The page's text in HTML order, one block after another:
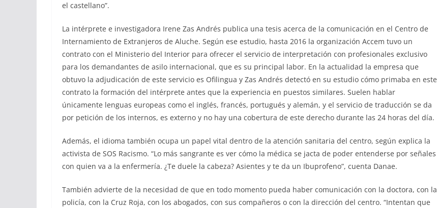
el castellano”.
La intérprete e investigadora Irene Zas Andrés publica una tesis acerca de la comunicación en el Centro de
Internamiento de Extranjeros de Aluche. Según ese estudio, hasta 2016 la organización Accem tuvo un
contrato con el Ministerio del Interior para ofrecer el servicio de interpretación con profesionales exclusivo
para los demandantes de asilo internacional, que es su principal labor. En la actualidad la empresa que
obtuvo la adjudicación de este servicio es Ofilingua y Zas Andrés detectó en su estudio cómo primaba en este
contrato la formación del intérprete antes que la experiencia en puestos similares. Suelen hablar
únicamente lenguas europeas como el inglés, francés, portugués y alemán, y el servicio de traducción se da
por petición de los internos, es externo y no hay una cobertura de este derecho durante las 24 horas del día.
Además, el idioma también ocupa un papel vital dentro de la atención sanitaria del centro, según explica la
activista de SOS Racismo. “Lo más sangrante es ver cómo la médica se jacta de poder entenderse por señales
con quien va a la enfermería. ¿Te duele la cabeza? Asientes y te da un Ibuprofeno”, cuenta Danae.
También advierte de la necesidad de que en todo momento pueda haber comunicación con la doctora, con la
policía, con la Cruz Roja, con los abogados, con sus compañeros o con la dirección del centro. “Intentan que